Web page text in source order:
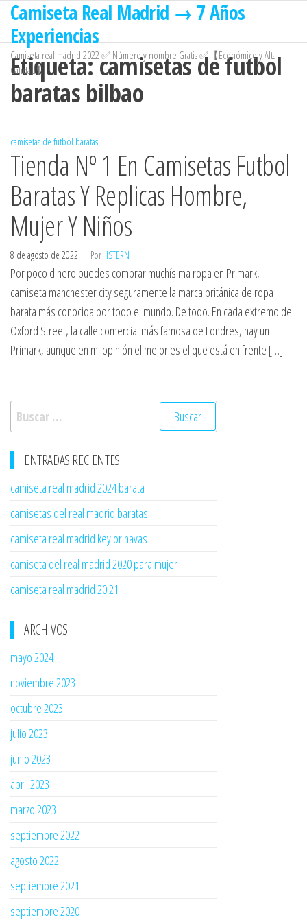
Saltar
contenido
Camiseta Real Madrid → 7 Años
Experiencias
Camiseta real madrid 2022 ✅ Número y nombre Gratis ✅【Económico y Alta
Calidad】
Etiqueta:camisetas de futbol
baratas bilbao
camisetas de futbol baratas
Tienda Nº 1 En Camisetas Futbol
Baratas Y Replicas Hombre,
Mujer Y Niños
8 de agosto de 2022 Por ISTERN
Por poco dinero puedes comprar muchísima ropa en Primark,
camiseta manchester city seguramente la marca británica de ropa
barata más conocida por todo el mundo. De todo. En cada extremo de
Oxford Street, la calle comercial más famosa de Londres, hay un
Primark, aunque en mi opinión el mejor es el que está en frente […]
Buscar:
ENTRADAS RECIENTES
camiseta real madrid 2024 barata
camisetas del real madrid baratas
camiseta real madrid keylor navas
camiseta del real madrid 2020 para mujer
camiseta real madrid 20 21
ARCHIVOS
mayo 2024
noviembre 2023
octubre 2023
julio 2023
junio 2023
abril 2023
marzo 2023
septiembre 2022
agosto 2022
septiembre 2021
septiembre 2020